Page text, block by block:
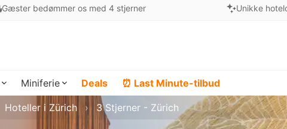
Gæster bedømmer os med 4 stjerner Unikke
Miniferie Deals ⏰ Last Minute-tilbud
Hoteller i Zürich 3 Stjerner - Zürich